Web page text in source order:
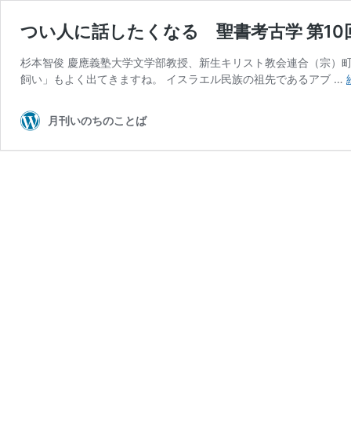
つい人に話したくなる 聖書考古学 第10
杉本智俊 慶應義塾大学文学部教授、新生キリスト教会連合（宗
飼い」もよく出てきますね。 イスラエル民族の祖先であるアブ …
月刊いのちのことば